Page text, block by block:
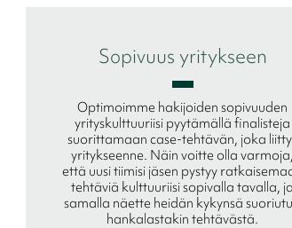
Sopivuus yritykseen
Optimoimme hakijoiden sopivuuden
yrityskulttuuriisi pyytämällä finalisteja
suorittamaan case-tehtävän, joka
yritykseenne. Näin voitte olla varmoja,
että uusi tiimisi jäsen pystyy
tehtäviä kulttuuriisi sopivalla tavalla, ja
samalla näette heidän kykynsä
hankalastakin tehtävästä.